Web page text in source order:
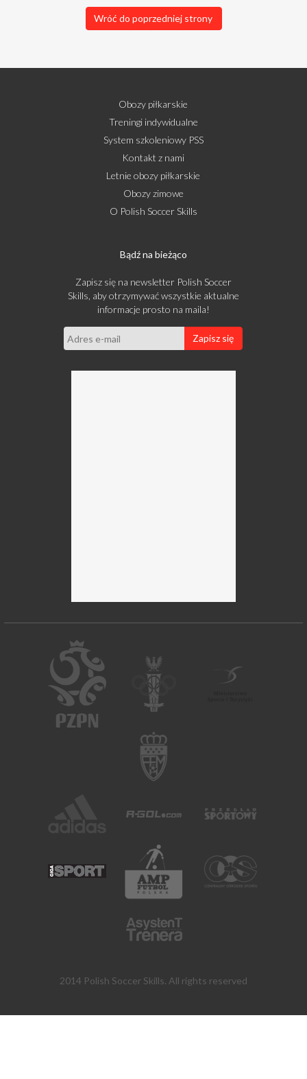
Wróć do poprzedniej strony
Obozy piłkarskie
Treningi indywidualne
System szkoleniowy PSS
Kontakt z nami
Letnie obozy piłkarskie
Obozy zimowe
O Polish Soccer Skills
Bądź na bieżąco
Zapisz się na newsletter Polish Soccer
Skills, aby otrzymywać wszystkie aktualne
informacje prosto na maila!
Zapisz się
2014 Polish Soccer Skills. All rights reserved